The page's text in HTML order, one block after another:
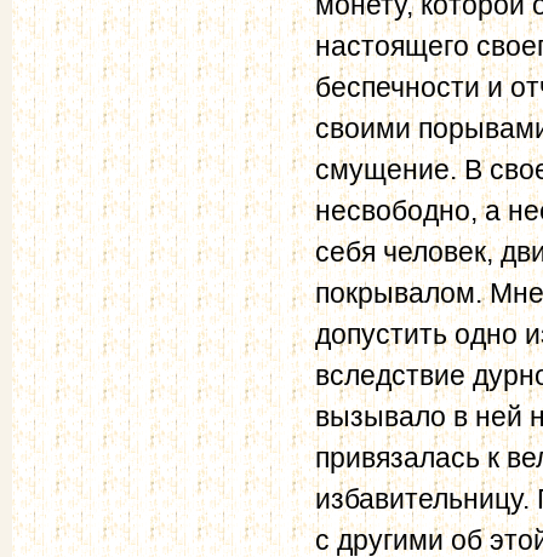
настоящего
беспечности и
своими
смущение. В
несвободно, а
себя человек,
покрывалом.
допустить одно
вследствие
вызывало в ней
привязалась к
с другими об